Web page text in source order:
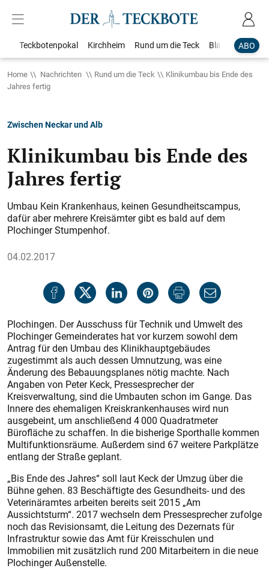
ABO
Teckbotenpokal Kirchheim Rund um die Teck Blaulicht
Home Nachrichten Rund um die Teck
Klinikumbau bis Ende des
Jahres fertig
Zwischen Neckar und Alb
Klinikumbau bis Ende des
Jahres fertig
Umbau Kein Krankenhaus, keinen Gesundheitscampus,
dafür aber mehrere Kreisämter gibt es bald auf dem
Plochinger Stumpenhof.
04.02.2017
Plochingen. Der Ausschuss für Technik und Umwelt des
Plochinger Gemeinderates hat vor kurzem sowohl dem
Antrag für den Umbau des Klinikhauptgebäudes
zugestimmt als auch dessen Umnutzung, was eine
Änderung des Bebauungsplanes nötig machte. Nach
Angaben von Peter Keck, Pressesprecher der
Kreisverwaltung, sind die Umbauten schon im Gange. Das
Innere des ehemaligen Kreiskrankenhauses wird nun
ausgebeint, um anschließend 4 000 Quadratmeter
Bürofläche zu schaffen. In die bisherige Sporthalle kommen
Multifunktionsräume. Außerdem sind 67 weitere Parkplätze
entlang der Straße geplant.
„Bis Ende des Jahres“ soll laut Keck der Umzug über die
Bühne gehen. 83 Beschäftigte des Gesundheits- und des
Veterinäramtes arbeiten bereits seit 2015 „Am
Aussichtsturm“. 2017 wechseln dem Pressesprecher zufolge
noch das Revisionsamt, die Leitung des Dezernats für
Infrastruktur sowie das Amt für Kreisschulen und
Immobilien mit zusätzlich rund 200 Mitarbeitern in die neue
Plochinger Außenstelle.